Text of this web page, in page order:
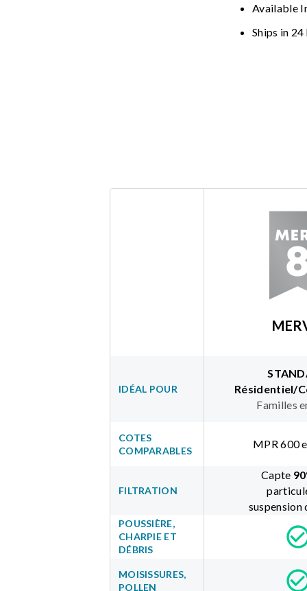
Available
Ships in 24
IDÉAL POUR
Résidentiel/
Familles
COTES
COMPARABLES
MPR 600
FILTRATION
Capte 90
suspension
POUSSIÈRE,
CHARPIE ET
DÉBRIS
MOISISSURES,
POLLEN